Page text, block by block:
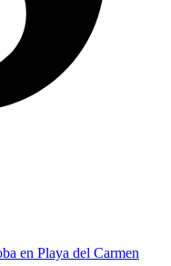
en Playa del Carmen